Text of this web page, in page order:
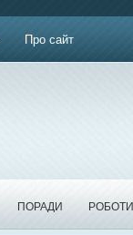
Про сайт
ПОРАДИ РОБОТИ